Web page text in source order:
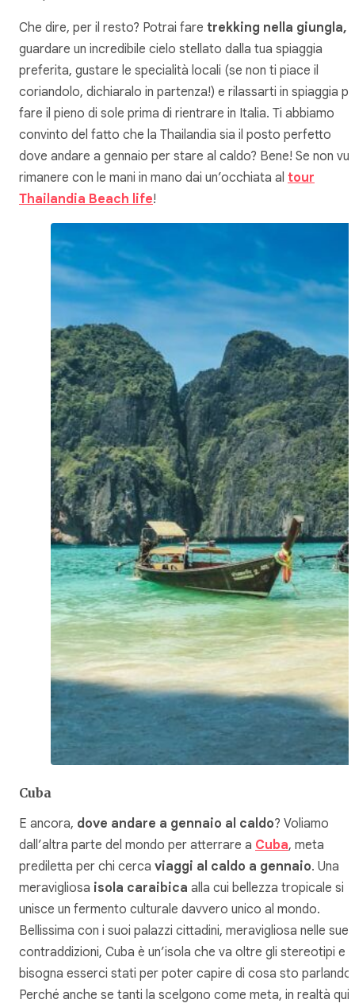
Che dire, per il resto? Potrai fare trekking nella giungla,
guardare un incredibile cielo stellato dalla tua spiaggia
preferita, gustare le specialità locali (se non ti piace il
coriandolo, dichiaralo in partenza!) e rilassarti in spiaggia
fare il pieno di sole prima di rientrare in Italia. Ti abbiamo
convinto del fatto che la Thailandia sia il posto perfetto
dove andare a gennaio per stare al caldo? Bene! Se non
rimanere con le mani in mano dai un’occhiata al tour
Thailandia Beach life!
Cuba
E ancora, dove andare a gennaio al caldo? Voliamo
dall’altra parte del mondo per atterrare a Cuba, meta
prediletta per chi cerca viaggi al caldo a gennaio. Una
meravigliosa isola caraibica alla cui bellezza tropicale si
unisce un fermento culturale davvero unico al mondo.
Bellissima con i suoi palazzi cittadini, meravigliosa nelle sue
contraddizioni, Cuba è un’isola che va oltre gli stereotipi e
bisogna esserci stati per poter capire di cosa sto parlando.
Perché anche se tanti la scelgono come meta, in realtà qui